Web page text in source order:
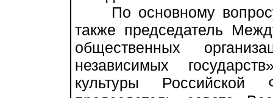
По основному вопросу
также председатель
общественных
независимых
культуры Российской